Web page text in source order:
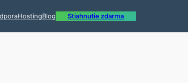
HostingBlog Stiahnutie zdarma